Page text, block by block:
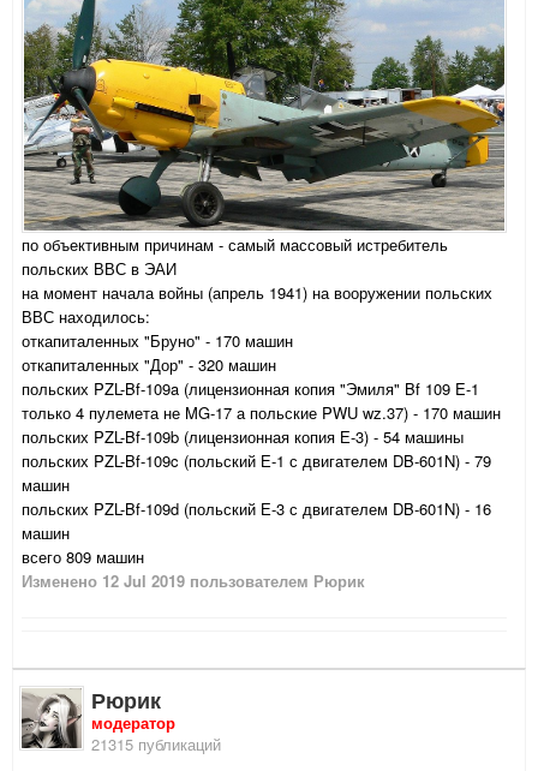
по объективным причинам - самый массовый истребитель
польских ВВС в ЭАИ
на момент начала войны (апрель 1941) на вооружении польских
ВВС находилось:
откапиталенных "Бруно" - 170 машин
откапиталенных "Дор" - 320 машин
польских PZL-Bf-109a (лицензионная копия "Эмиля" Bf 109 E-1
только 4 пулемета не MG-17 а польские PWU wz.37) - 170 машин
польских PZL-Bf-109b (лицензионная копия Е-3) - 54 машины
польских PZL-Bf-109c (польский Е-1 с двигателем DB-601N) - 79
машин
польских PZL-Bf-109d (польский Е-3 с двигателем DB-601N) - 16
машин
всего 809 машин
Изменено 12 Jul 2019 пользователем Рюрик
Рюрик
модератор
21315 публикаций